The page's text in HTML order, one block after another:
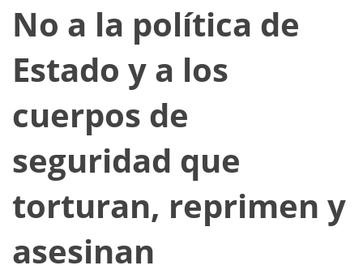
No a la política de
Estado y a los
cuerpos de
seguridad que
torturan, reprimen y
asesinan